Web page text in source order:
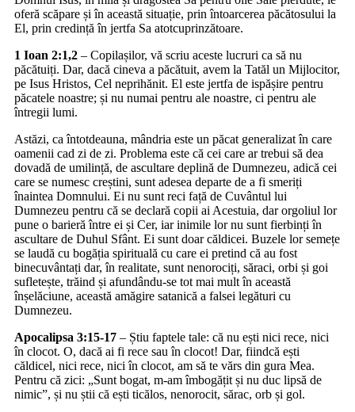
oferă scăpare și în această situație, prin întoarcerea păcătosului la
El, prin credință în jertfa Sa atotcuprinzătoare.
1 Ioan 2:1,2 – Copilașilor, vă scriu aceste lucruri ca să nu
păcătuiți. Dar, dacă cineva a păcătuit, avem la Tatăl un Mijlocitor,
pe Isus Hristos, Cel neprihănit. El este jertfa de ispășire pentru
păcatele noastre; și nu numai pentru ale noastre, ci pentru ale
întregii lumi.
Astăzi, ca întotdeauna, mândria este un păcat generalizat în care
oamenii cad zi de zi. Problema este că cei care ar trebui să dea
dovadă de umilință, de ascultare deplină de Dumnezeu, adică cei
care se numesc creștini, sunt adesea departe de a fi smeriți
înaintea Domnului. Ei nu sunt reci față de Cuvântul lui
Dumnezeu pentru că se declară copii ai Acestuia, dar orgoliul lor
pune o barieră între ei și Cer, iar inimile lor nu sunt fierbinți în
ascultare de Duhul Sfânt. Ei sunt doar căldicei. Buzele lor semețe
se laudă cu bogăția spirituală cu care ei pretind că au fost
binecuvântați dar, în realitate, sunt nenorociți, săraci, orbi și goi
sufletește, trăind și afundându-se tot mai mult în această
înșelăciune, această amăgire satanică a falsei legături cu
Dumnezeu.
Apocalipsa 3:15-17 – Știu faptele tale: că nu ești nici rece, nici
în clocot. O, dacă ai fi rece sau în clocot! Dar, fiindcă ești
căldicel, nici rece, nici în clocot, am să te vărs din gura Mea.
Pentru că zici: „Sunt bogat, m-am îmbogățit și nu duc lipsă de
nimic”, și nu știi că ești ticălos, nenorocit, sărac, orb și gol.